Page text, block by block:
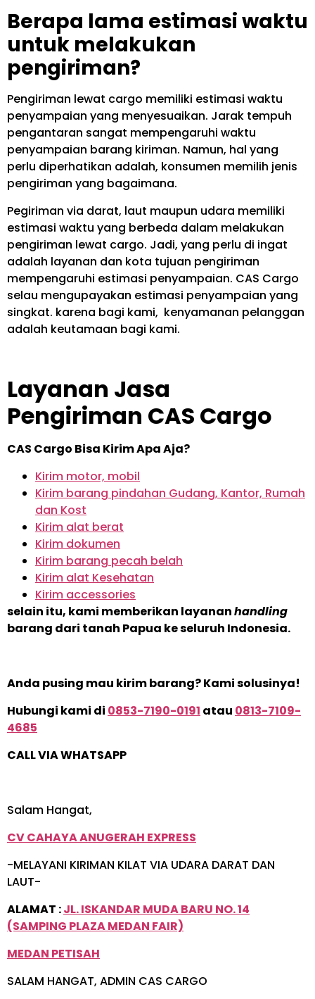
Berapa lama estimasi waktu
untuk melakukan
pengiriman?
Pengiriman lewat cargo memiliki estimasi waktu
penyampaian yang menyesuaikan. Jarak tempuh
pengantaran sangat mempengaruhi waktu
penyampaian barang kiriman. Namun, hal yang
perlu diperhatikan adalah, konsumen memilih jenis
pengiriman yang bagaimana.
Pegiriman via darat, laut maupun udara memiliki
estimasi waktu yang berbeda dalam melakukan
pengiriman lewat cargo. Jadi, yang perlu di ingat
adalah layanan dan kota tujuan pengiriman
mempengaruhi estimasi penyampaian. CAS Cargo
selau mengupayakan estimasi penyampaian yang
singkat. karena bagi kami, kenyamanan pelanggan
adalah keutamaan bagi kami.
Layanan Jasa
Pengiriman CAS Cargo
CAS Cargo Bisa Kirim Apa Aja?
Kirim motor, mobil
Kirim barang pindahan Gudang, Kantor, Rumah
dan Kost
Kirim alat berat
Kirim dokumen
Kirim barang pecah belah
Kirim alat Kesehatan
Kirim accessories
selain itu, kami memberikan layananhandling
barang dari tanah Papua ke seluruh Indonesia.
Anda pusing mau kirim barang? Kami solusinya!
Hubungi kami di 0853-7190-0191 atau 0813-7109-
4685
CALL VIA WHATSAPP
Salam Hangat,
CV CAHAYA ANUGERAH EXPRESS
-MELAYANI KIRIMAN KILAT VIA UDARA DARAT DAN
LAUT-
ALAMAT :JL. ISKANDAR MUDA BARU NO. 14
(SAMPING PLAZA MEDAN FAIR)
MEDAN PETISAH
SALAM HANGAT, ADMIN CAS CARGO